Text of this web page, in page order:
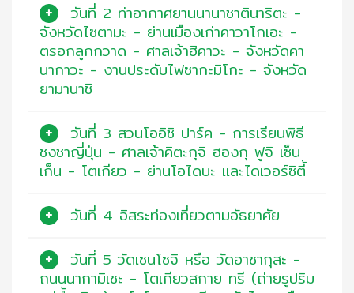
วันที่ 2 ท่าอากาศยานนานาชาตินาริตะ -
จังหวัดไซตามะ - ย่านเมืองเก่าคาวาโกเอะ -
ตรอกลูกกวาด - ศาลเจ้าฮิคาวะ - จังหวัดคา
นากาวะ - งานประดับไฟซากะมิโกะ - จังหวัด
ยามานาชิ
วันที่ 3 สวนโออิชิ ปาร์ค - การเรียนพิธี
ชงชาญี่ปุ่น - ศาลเจ้าคิตะกุจิ ฮองกุ ฟูจิ เซ็น
เก็น - โตเกียว - ย่านโอไดบะ และไดเวอร์ซิตี้
วันที่ 4 อิสระท่องเที่ยวตามอัธยาศัย
วันที่ 5 วัดเซนโซจิ หรือ วัดอาซากุสะ -
ถนนนากามิเซะ - โตเกียวสกาย ทรี (ถ่ายรูปริม